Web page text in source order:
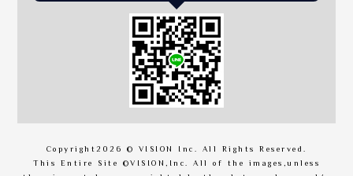
Copyright2026 © VISION Inc. All Rights Reserved.
This Entire Site ©VISION,Inc. All of the images,unless